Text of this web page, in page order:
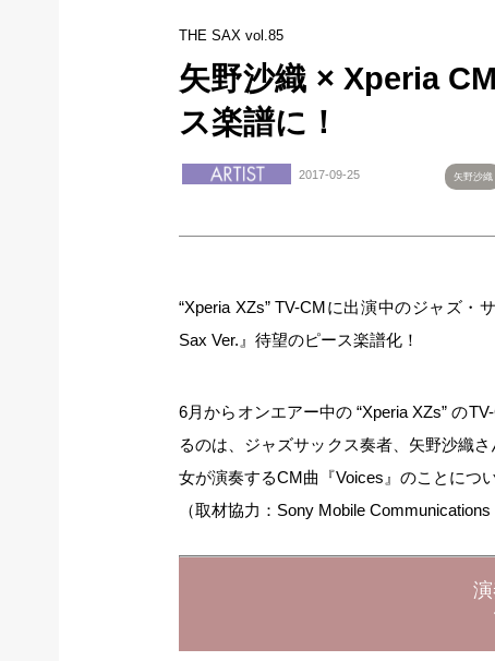
THE SAX vol.85
矢野沙織 × Xperia
ス楽譜に！
2017-09-25 矢野沙織
“Xperia XZs” TV-CMに出演中のジャズ
Sax Ver.』待望のピース楽譜化！
6月からオンエアー中の “Xperia XZs” の
るのは、ジャズサックス奏者、矢野沙織
女が演奏するCM曲『Voices』のことにつ
（取材協力：Sony Mobile